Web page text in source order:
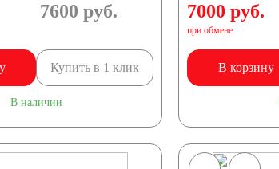
7600 руб.
Купить в 1 клик
В наличии
7000 руб.
при обмене
В корзину